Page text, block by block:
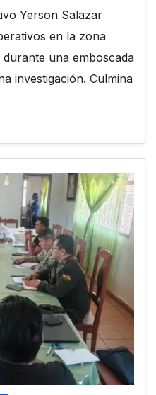
Yerson Salazar
en la zona
una emboscada
investigación. Culmina